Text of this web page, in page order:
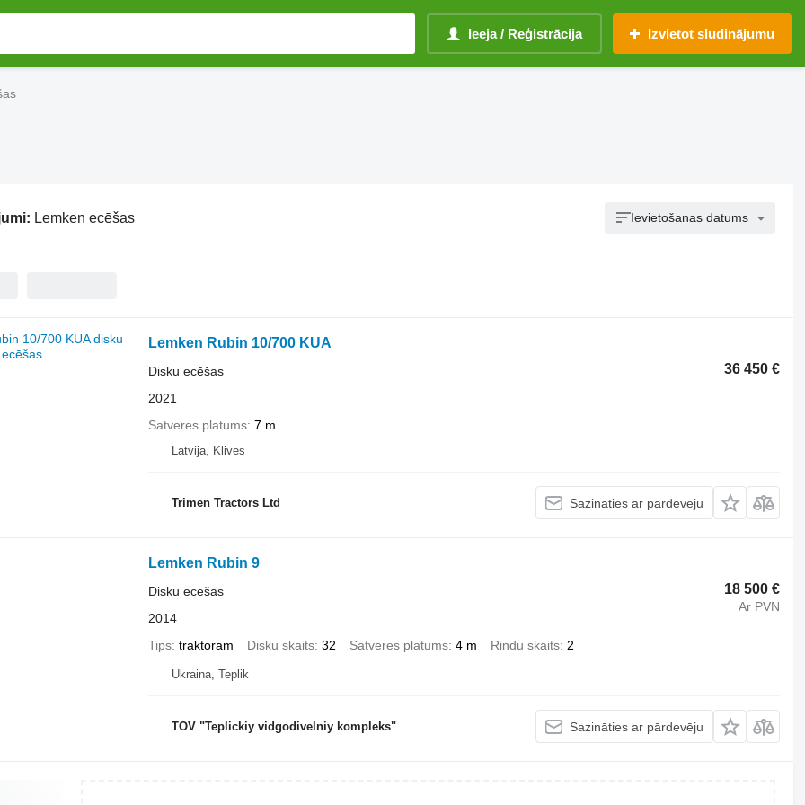
Ieeja / Reģistrācija Izvietot sludinājumu
Lemken ecēšas Ievietošanas datums
Lemken Rubin 10/700 KUA
36 450 €
Disku ecēšas
2021
Satveres platums 7 m
Latvija, Klives
Trimen Tractors Ltd Sazināties ar pārdevēju
Lemken Rubin 9
18 500 €
Ar PVN
Disku ecēšas
2014
Tips traktoram Disku skaits 32 Satveres platums 4 m Rindu skaits 2
Ukraina, Teplik
TOV "Teplickiy vidgodivelniy kompleks" Sazināties ar pārdevēju